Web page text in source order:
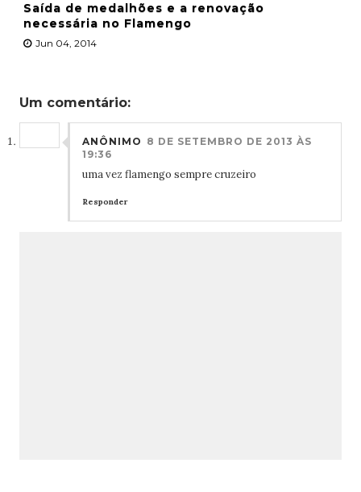
Saída de medalhões e a renovação
necessária no Flamengo
Jun 04, 2014
Um comentário:
ANÔNIMO 8 DE SETEMBRO DE 2013 ÀS
19:36
uma vez flamengo sempre cruzeiro
Responder